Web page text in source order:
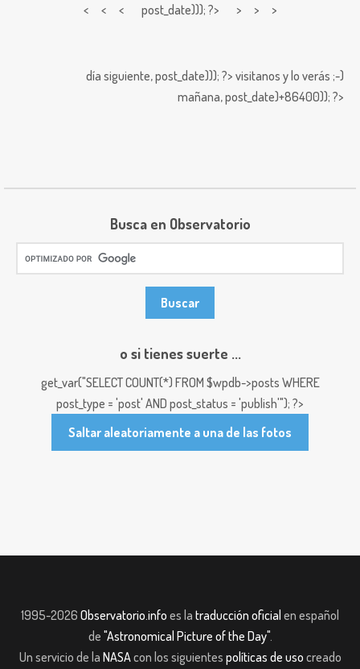
< < < post_date))); ?> > > >
día siguiente,post_date))); ?> visitanos y lo verás ;-)
mañana,post_date)+86400)); ?>
Busca en Observatorio
o si tienes suerte ...
get_var("SELECT COUNT(*) FROM $wpdb->posts WHERE
post_type = 'post' AND post_status = 'publish'"); ?>
Saltar aleatoriamente a una de las fotos
1995-2026 Observatorio.info es la traducción oficial en español
de "Astronomical Picture of the Day".
Un servicio de la NASAcon los siguientes políticas de uso creado